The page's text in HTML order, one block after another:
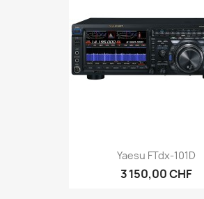
Yaesu FTdx-101D
3 150,00 CHF